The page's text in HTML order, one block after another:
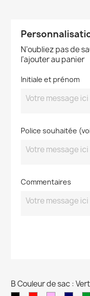
N'oubliez pas de
l'ajouter au panier
Initiale et prénom
Police souhaitée
Commentaires
B Couleur de sac :